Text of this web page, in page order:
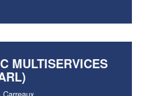
MULTISERVICES